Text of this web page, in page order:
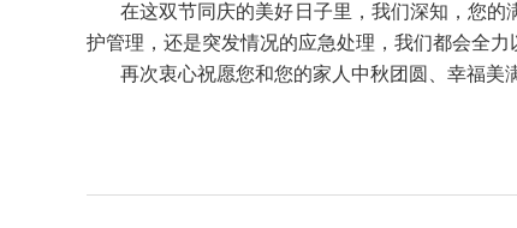
在这双节同庆的美好日子里，我们深知，您
护管理，还是突发情况的应急处理，我们都会全
再次衷心祝愿您和您的家人中秋团圆、幸福美